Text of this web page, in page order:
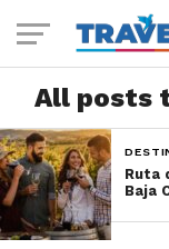
All posts
Ruta
Baja